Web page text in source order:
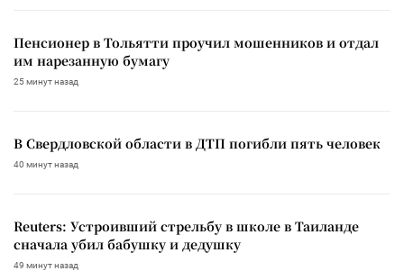
Пенсионер в Тольятти проучил мошенников и отдал
им нарезанную бумагу
25 минут назад
В Свердловской области в ДТП погибли пять человек
40 минут назад
Reuters: Устроивший стрельбу в школе в Таиланде
сначала убил бабушку и дедушку
49 минут назад